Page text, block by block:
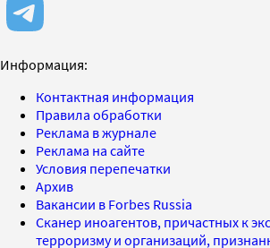
Информация:
Контактная информация
Правила обработки
Реклама в журнале
Реклама на сайте
Условия перепечатки
Архив
Вакансии в Forbes Russia
Сканер иноагентов, причастных к
терроризму и организаций,